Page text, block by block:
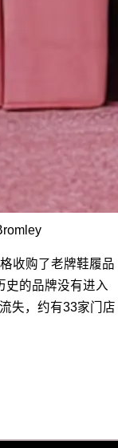
收购了老牌鞋履品
史的品牌没有进入
失，约有33家门店